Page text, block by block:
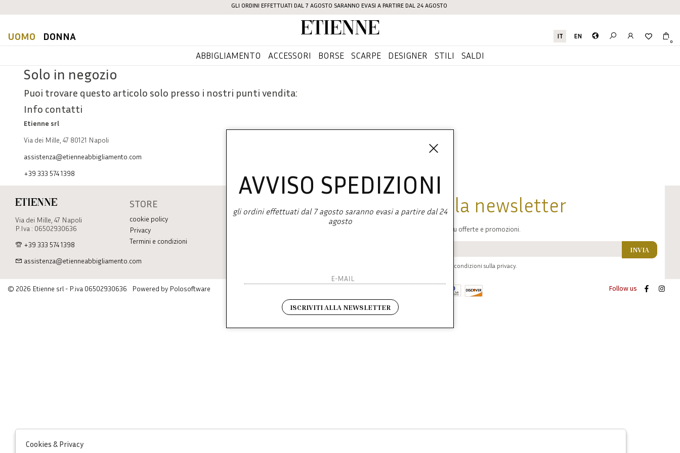
GLI ORDINI EFFETTUATI DAL 7 AGOSTO SARANNO EVASI A PARTIRE DAL 24 AGOSTO
Etienne IT EN
0
UOMO DONNA
ABBIGLIAMENTO ACCESSORI BORSE SCARPE DESIGNER STILI SALDI
Solo in negozio
Puoi trovare questo articolo solo presso i nostri punti vendita:
Info contatti
Etienne srl
Via dei Mille, 47 80121 Napoli
assistenza@etienneabbigliamento.com
+39 333 574 1398
Etienne
Via dei Mille, 47 Napoli
P.Iva : 06502930636
+39 333 574 1398
assistenza@etienneabbigliamento.com
STORE
cookie policy
Privacy
Termini e condizioni
Iscriviti alla newsletter
Sarai sempre aggiornato su offerte e promozioni.
ho letto ed accettato le condizioni sulla privacy.
INVIA
© 2026 Etienne srl - P.iva 06502930636 Powered by Polosoftware Follow us
AVVISO SPEDIZIONI
gli ordini effettuati dal 7 agosto saranno evasi a partire dal 24
agosto
ISCRIVITI ALLA NEWSLETTER
Cookies & Privacy